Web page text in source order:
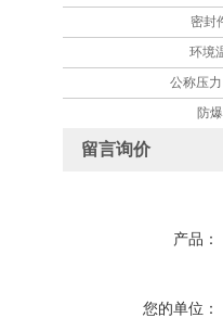
密封
环境
公称压
防
留言询价
产品：
您的单位：